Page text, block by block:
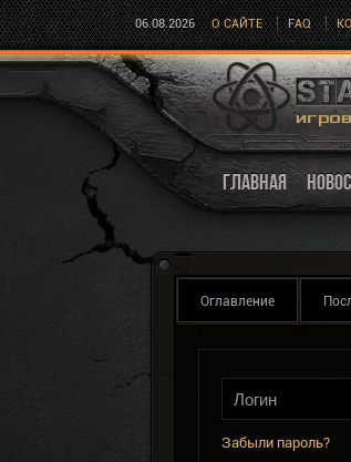
06.08.2026 О САЙТЕ FAQ
ГЛАВНАЯ
Оглавление
Забыли пароль?